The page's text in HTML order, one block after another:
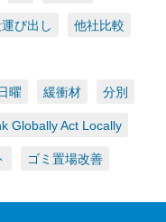
び出し 他社比較
曜 緩衝材 分別
Globally Act Locally
ゴミ置場改善